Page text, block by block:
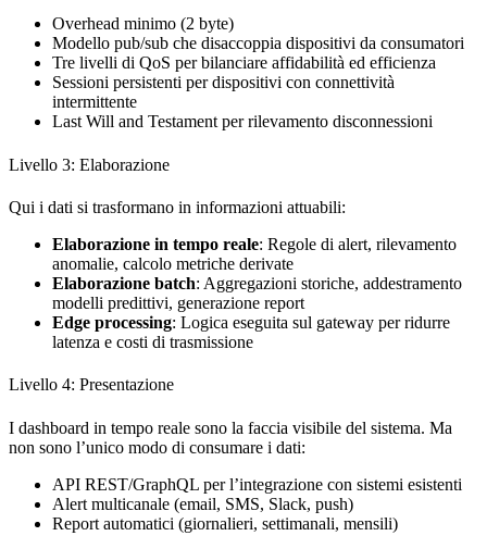
Overhead minimo (2 byte)
Modello pub/sub che disaccoppia dispositivi da consumatori
Tre livelli di QoS per bilanciare affidabilità ed efficienza
Sessioni persistenti per dispositivi con connettività
intermittente
Last Will and Testament per rilevamento disconnessioni
Livello 3: Elaborazione
Qui i dati si trasformano in informazioni attuabili:
Elaborazione in tempo reale: Regole di alert, rilevamento
anomalie, calcolo metriche derivate
Elaborazione batch: Aggregazioni storiche, addestramento
modelli predittivi, generazione report
Edge processing: Logica eseguita sul gateway per ridurre
latenza e costi di trasmissione
Livello 4: Presentazione
I dashboard in tempo reale sono la faccia visibile del sistema. Ma
non sono l’unico modo di consumare i dati:
API REST/GraphQL per l’integrazione con sistemi esistenti
Alert multicanale (email, SMS, Slack, push)
Report automatici (giornalieri, settimanali, mensili)